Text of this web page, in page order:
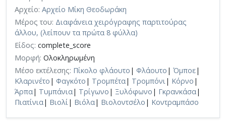
Αρχείο: Αρχείο Μίκη Θεοδωράκη
Μέρος του: Διαφάνεια χειρόγραφης παρτιτούρας
άλλου, (λείπουν τα πρώτα 8 φύλλα)
Είδος: complete_score
Μορφή: Ολοκληρωμένη
Μέσο εκτέλεσης: Πίκολο φλάουτο | Φλάουτο | Όμποε|
Κλαρινέτο | Φαγκότο | Τρομπέτα| Τρομπόνι| Κόρνο |
Άρπα| Τυμπάνια| Τρίγωνο | Ξυλόφωνο | Γκρανκάσα|
Πιατίνια| Βιολί| Βιόλα| Βιολοντσέλο | Κοντραμπάσο